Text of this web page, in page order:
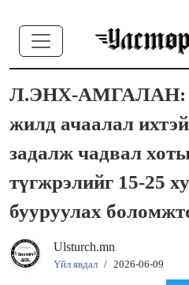
Л.ЭНХ-АМГАЛАН:
жилд ачаалал
задалж чадвал
түгжрэлийг 15-25
бууруулах
Ulsturch.mn
Үйл явдал / 2026-06-09